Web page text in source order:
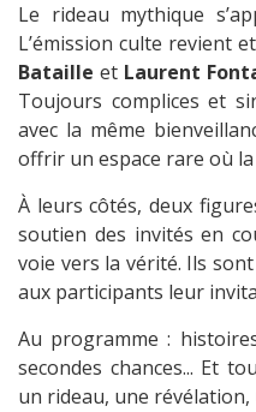
Le rideau mythique
L’émission culte revient
Bataille et Laurent
Toujours complices et
avec la même
offrir un espace rare où
À leurs côtés, deux
soutien des invités en
voie vers la vérité. Ils
aux participants leur
Au programme :
secondes chances... Et
un rideau, une révélation,